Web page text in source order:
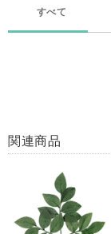
すべて
関連商品